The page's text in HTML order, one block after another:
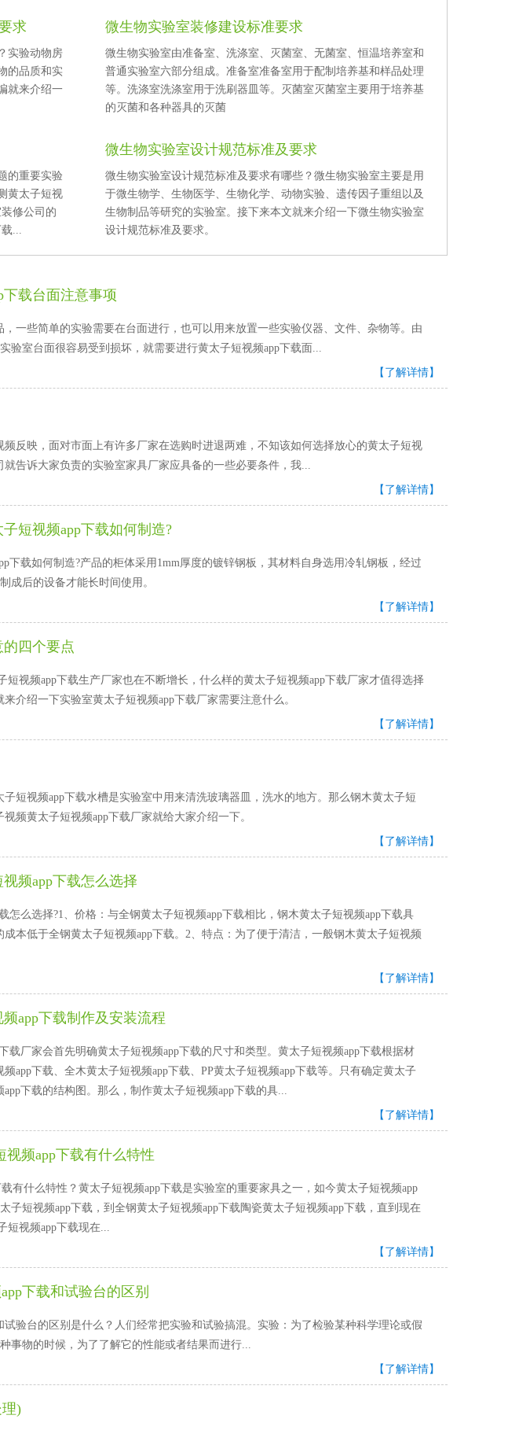
求
？实验动物房
的品质和实
就来介绍一
微生物实验室装修建设标准要求
微生物实验室由准备室、洗涤室、灭菌室、无菌室、恒温培养室和
普通实验室六部分组成。准备室准备室用于配制培养基和样品处理
等。洗涤室洗涤室用于洗刷器皿等。灭菌室灭菌室主要用于培养基
的灭菌和各种器具的灭菌
的重要实验
测黄太子短视
装修公司的
...
微生物实验室设计规范标准及要求
微生物实验室设计规范标准及要求有哪些？微生物实验室主要是用
于微生物学、生物医学、生物化学、动物实验、遗传因子重组以及
生物制品等研究的实验室。接下来本文就来介绍一下微生物实验室
设计规范标准及要求。
下载台面注意事项
些简单的实验需要在台面进行，也可以用来放置一些实验仪器、文件、杂物等。由
验室台面很容易受到损坏，就需要进行黄太子短视频app下载面...
【了解详情】
映，面对市面上有许多厂家在选购时进退两难，不知该如何选择放心的黄太子短视
就告诉大家负责的实验室家具厂家应具备的一些必要条件，我...
【了解详情】
子短视频app下载如何制造?
下载如何制造?产品的柜体采用1mm厚度的镀锌钢板，其材料自身选用冷轧钢板，经过
后的设备才能长时间使用。
【了解详情】
四个要点
视频app下载生产厂家也在不断增长，什么样的黄太子短视频app下载厂家才值得选择
介绍一下实验室黄太子短视频app下载厂家需要注意什么。
【了解详情】
短视频app下载水槽是实验室中用来清洗玻璃器皿，洗水的地方。那么钢木黄太子短
黄太子短视频app下载厂家就给大家介绍一下。
【了解详情】
频app下载怎么选择
择?1、价格：与全钢黄太子短视频app下载相比，钢木黄太子短视频app下载具
成本低于全钢黄太子短视频app下载。2、特点：为了便于清洁，一般钢木黄太子短视频
【了解详情】
频app下载制作及安装流程
载厂家会首先明确黄太子短视频app下载的尺寸和类型。黄太子短视频app下载根据材
app下载、全木黄太子短视频app下载、PP黄太子短视频app下载等。只有确定黄太子
下载的结构图。那么，制作黄太子短视频app下载的具...
【了解详情】
视频app下载有什么特性
什么特性？黄太子短视频app下载是实验室的重要家具之一，如今黄太子短视频app
太子短视频app下载，到全钢黄太子短视频app下载陶瓷黄太子短视频app下载，直到现在
短视频app下载现在...
【了解详情】
下载和试验台的区别
验台的区别是什么？人们经常把实验和试验搞混。实验：为了检验某种科学理论或假
事物的时候，为了了解它的性能或者结果而进行...
【了解详情】
)